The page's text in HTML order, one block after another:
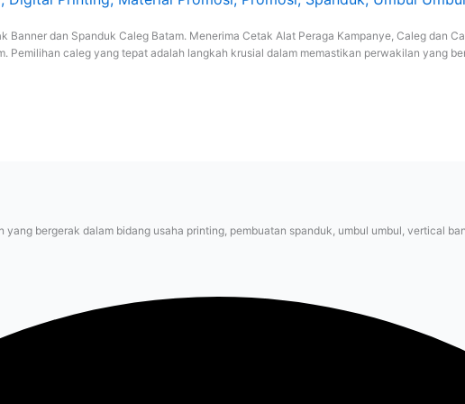
dan Spanduk Caleg Batam. Menerima Cetak Alat Peraga Kampanye, Caleg dan
Pemilihan caleg yang tepat adalah langkah krusial dalam memastikan perwakilan yang
bergerak dalam bidang usaha printing, pembuatan spanduk, umbul umbul, vertical